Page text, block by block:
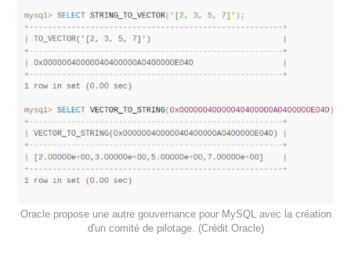
Oracle propose une autre gouvernance pour MySQL avec la création
d'un comité de pilotage. (Crédit Oracle)